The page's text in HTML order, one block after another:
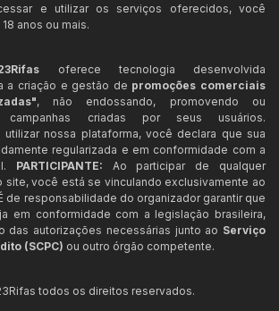
e utilizar os serviços oferecidos, você
anos ou mais.
oferece tecnologia desenvolvida
a criação e gestão de promoções comerciais
, não endossando, promovendo ou
campanhas criadas por seus usuários.
utilizar nossa plataforma, você declara que sua
regularizada e em conformidade com a
PARTICIPANTE: Ao participar de qualquer
site, você está se vinculando exclusivamente ao
de responsabilidade do organizador garantir que
em conformidade com a legislação brasileira,
das autorizações necessárias junto ao Serviço
(SCPC) ou outro órgão competente.
todos os direitos reservados.